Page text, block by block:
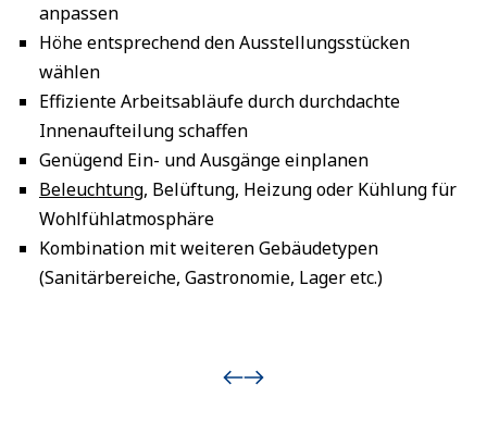
anpassen
Höhe entsprechend den Ausstellungsstücken
wählen
Effiziente Arbeitsabläufe durch durchdachte
Innenaufteilung schaffen
Genügend Ein- und Ausgänge einplanen
Beleuchtung, Belüftung, Heizung oder Kühlung für
Wohlfühlatmosphäre
Kombination mit weiteren Gebäudetypen
(Sanitärbereiche, Gastronomie, Lager etc.)